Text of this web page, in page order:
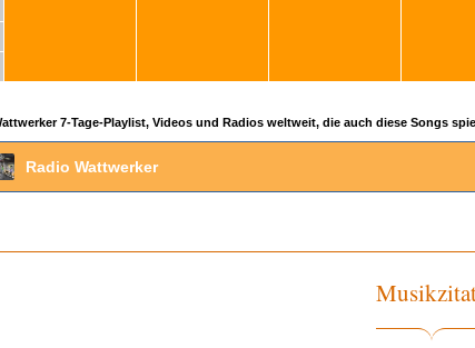
7-Tage-Playlist, Videos und Radios weltweit, die auch diese Songs
Radio Wattwerker